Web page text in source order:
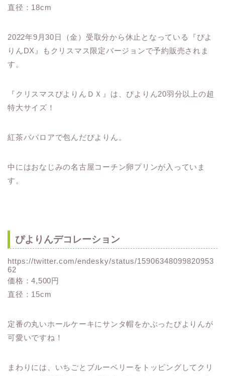
直径：18cm
2022年9月30日（金）受取分から休止となっている『ぴよ
りんDX』もクリスマス限定バージョンで予約販売されま
す。
『クリスマスぴよりんＤＸ』は、ぴよりん20羽分以上の超
特大サイズ！
紅茶ババロアで包んだぴよりん。
中にはおなじみの名古屋コーチン卵プリンが入っていま
す。
ぴよりんデコレーション
https://twitter.com/endesky/status/15906348099820953
62
価格：4,500円
直径：15cm
定番の丸いホールケーキにサンタ帽をかぶったぴよりんが
可愛いですね！
まわりには、いちごとブルーベリーをトッピングしてクリ